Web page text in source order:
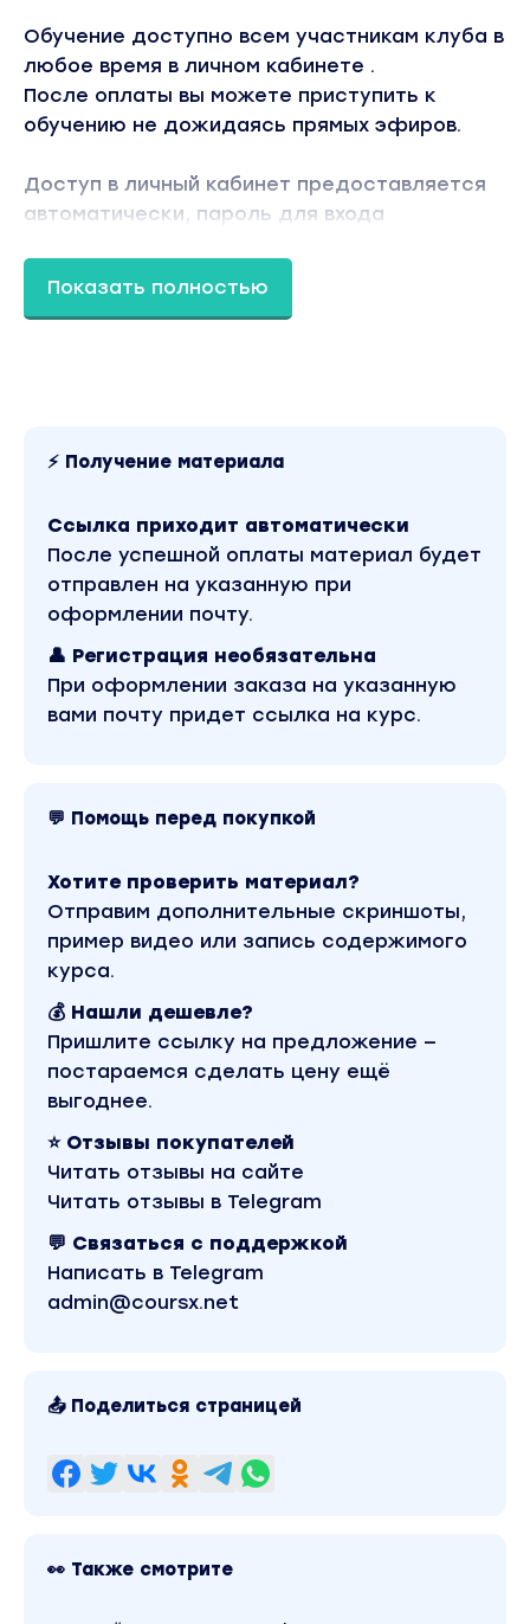
Обучение доступно всем участникам клуба в
любое время в личном кабинете .
После оплаты вы можете приступить к
обучению не дожидаясь прямых эфиров.
Доступ в личный кабинет предоставляется
автоматически, пароль для входа
предоставляется после оплаты и запроса
Нужно ли знать иностранные языки?
Знание иностранных языков абсолютно не
обязательно. Для сайтов интернет-
магазинов есть специальные онлайн
переводчики, пересылка в Россию
шопинга в США». Это версия материала в
качества записи можно посмотреть выше.
Материал относится к 2023 году. В магазине
Coursx.net материал доступен за 270 рублей.
Обучающий курс входит в рубрику «Стиль и
имидж». Другие материалы автора «Екатерина
Горбачева» можно найти через поиск по сайту.
Показать полностью
⚡ Получение материала
Ссылка приходит автоматически
После успешной оплаты материал будет
отправлен на указанную при
оформлении почту.
👤 Регистрация необязательна
При оформлении заказа на указанную
вами почту придет ссылка на курс.
💬 Помощь перед покупкой
Хотите проверить материал?
Отправим дополнительные скриншоты,
пример видео или запись содержимого
курса.
💰 Нашли дешевле?
Пришлите ссылку на предложение —
постараемся сделать цену ещё
выгоднее.
⭐ Отзывы покупателей
Читать отзывы на сайте
Читать отзывы в Telegram
💬 Связаться с поддержкой
Написать в Telegram
admin@coursx.net
📤 Поделиться страницей
👀 Также смотрите